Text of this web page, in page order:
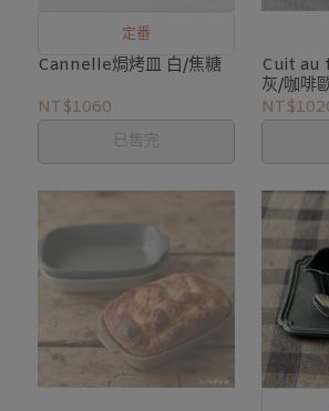
定番
Cannelle焗烤皿 白/焦糖
NT$1060
已售完
Cuit au
灰/咖啡